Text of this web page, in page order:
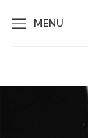
MENU